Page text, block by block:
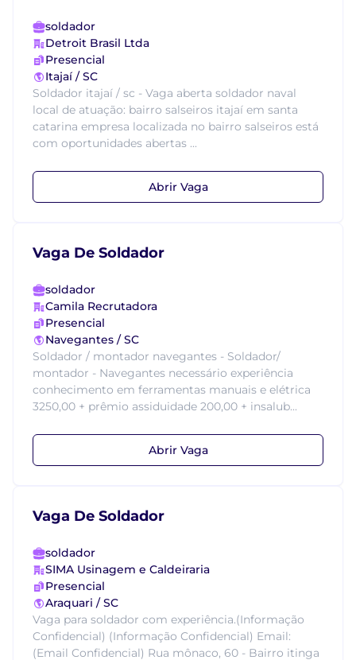
soldador
Detroit Brasil Ltda
Presencial
Itajaí / SC
Soldador itajaí / sc - Vaga aberta soldador naval
local de atuação: bairro salseiros itajaí em santa
catarina empresa localizada no bairro salseiros está
com oportunidades abertas ...
Abrir Vaga
Vaga De Soldador
soldador
Camila Recrutadora
Presencial
Navegantes / SC
Soldador / montador navegantes - Soldador/
montador - Navegantes necessário experiência
conhecimento em ferramentas manuais e elétrica
3250,00 + prêmio assiduidade 200,00 + insalub...
Abrir Vaga
Vaga De Soldador
soldador
SIMA Usinagem e Caldeiraria
Presencial
Araquari / SC
Vaga para soldador com experiência.(Informação
Confidencial) (Informação Confidencial) Email:
(Email Confidencial) Rua mônaco, 60 - Bairro itinga